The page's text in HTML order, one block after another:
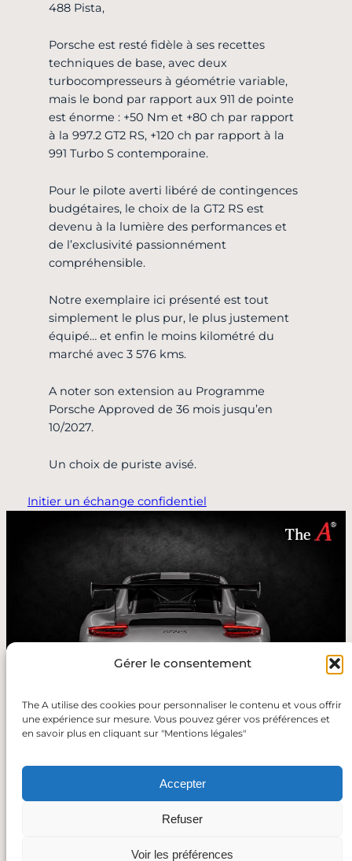
Gérer le consentement
The A utilise des cookies pour personnaliser le contenu et vous offrir
une expérience sur mesure. Vous pouvez gérer vos préférences et
en savoir plus en cliquant sur "Mentions légales"
Accepter
Refuser
Voir les préférences
488 Pista,
Porsche est resté fidèle à ses recettes
techniques de base, avec deux
turbocompresseurs à géométrie variable,
mais le bond par rapport aux 911 de pointe
est énorme : +50 Nm et +80 ch par rapport
à la 997.2 GT2 RS, +120 ch par rapport à la
991 Turbo S contemporaine.
Pour le pilote averti libéré de contingences
budgétaires, le choix de la GT2 RS est
devenu à la lumière des performances et
de l’exclusivité passionnément
compréhensible.
Notre exemplaire ici présenté est tout
simplement le plus pur, le plus justement
équipé… et enfin le moins kilométré du
marché avec 3 576 kms.
A noter son extension au Programme
Porsche Approved de 36 mois jusqu’en
10/2027.
Un choix de puriste avisé.
Initier un échange confidentiel